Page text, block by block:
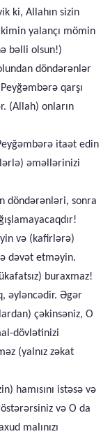
ki, Allahın sizin
yalançı mömin
bəlli olsun!)
döndərənlər
qarşı
(Allah) onların
itaət edin
əməllərinizi
döndərənləri, sonra
və (kafirlərə)
dəvət etməyin.
buraxmaz!
əyləncədir. Əgər
çəkinsəniz, O
dövlətinizi
(yalnız zəkat
hamısını istəsə və
və O da
malınızı